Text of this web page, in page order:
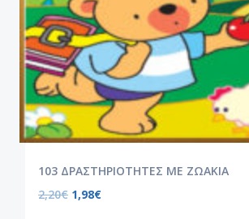
103 ΔΡΑΣΤΗΡΙΟΤΗΤΕΣ ΜΕ ΖΩΑΚΙΑ
2,20€ 1,98€